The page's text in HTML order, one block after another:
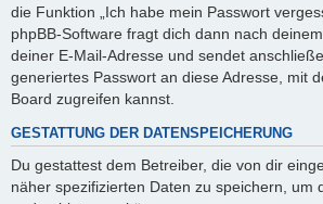
die Funktion „Ich habe mein Passwort
phpBB-Software fragt dich dann nach
deiner E-Mail-Adresse und sendet
generiertes Passwort an diese Adresse, mit
Board zugreifen kannst.
GESTATTUNG DER DATENSPEICHERUNG
Du gestattest dem Betreiber, die von dir
näher spezifizierten Daten zu speichern, um